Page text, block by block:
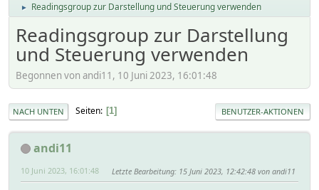
► Readingsgroup zur Darstellung und Steuerung verwenden
Readingsgroup zur Darstellung
und Steuerung verwenden
Begonnen von andi11, 10 Juni 2023, 16:01:48
NACH UNTEN Seiten 1 BENUTZER-AKTIONEN
andi11
10 Juni 2023, 16:01:48 Letzte Bearbeitung: 15 Juni 2023, 12:42:48 von andi11